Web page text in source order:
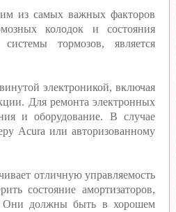
из самых важных факторов
колодок и состояния
тормозов, является
электроникой, включая
Для ремонта электронных
и оборудование. В случае
Acura или авторизованному
отличную управляемость
состояние амортизаторов,
Они должны быть в хорошем